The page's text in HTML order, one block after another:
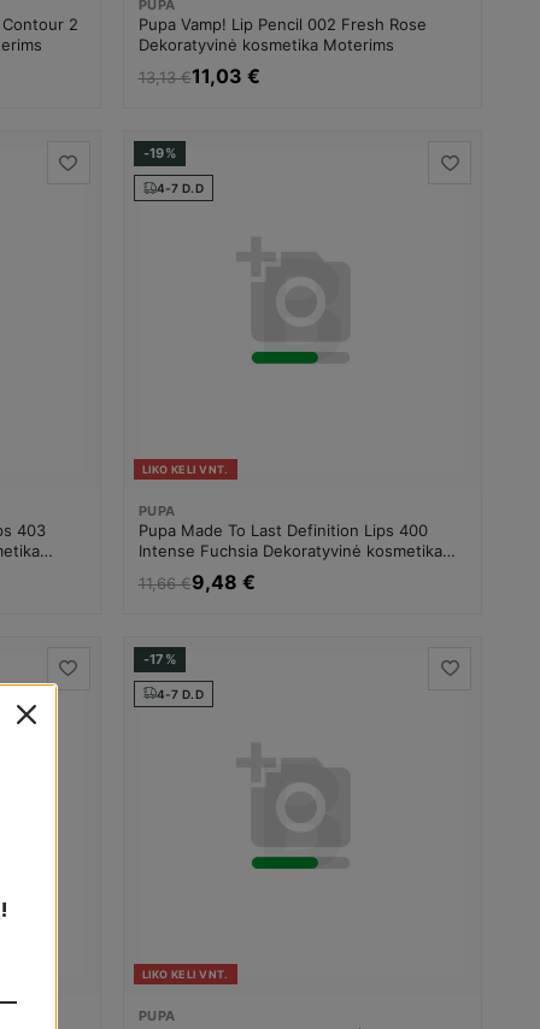
Contour 2
PUPA
Pupa Vamp! Lip Pencil 002 Fresh Rose
Dekoratyvinė kosmetika Moterims
13,13 €11,03 €
403
-19%
4-7 D.D
LIKO KELI VNT.
PUPA
Pupa Made To Last Definition Lips 400
Intense Fuchsia Dekoratyvinė kosmetika
Moterims
11,66 €9,48 €
-17%
4-7 D.D
LIKO KELI VNT.
PUPA